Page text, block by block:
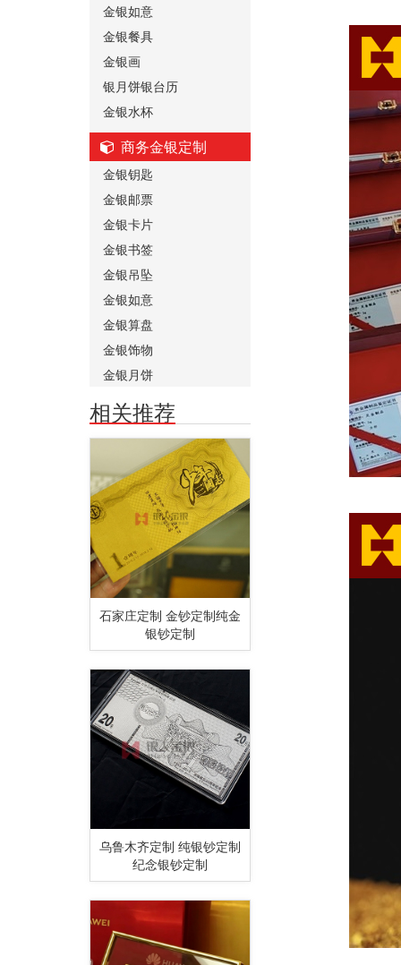
金银如意
金银餐具
金银画
银月饼银台历
金银水杯
商务金银定制
金银钥匙
金银邮票
金银卡片
金银书签
金银吊坠
金银如意
金银算盘
金银饰物
金银月饼
相关推荐
石家庄定制 金钞定制纯金
银钞定制
乌鲁木齐定制 纯银钞定制
纪念银钞定制